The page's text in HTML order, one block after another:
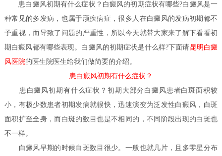
患白癜风初期有什么症状？ 白癜风的初期症状有哪些?白癜风是一
种常见的多发病，也属于顽疾病症，很多人在白癜风的发病初期都不
予重视，而导致了问题的严重性，所以今天就带大家来了解下看看初
期白癜风都有哪些表现。白癜风的初期症状是什么样?下面请昆明白癜
风医院的医生 院医生给我们做简要的介绍。
患白癜风初期有什么症状？
患白癜风初期有什么症状？ 初期大部分白癜风患者白斑面积较
小，有极少数患者初期发病就很快，迅速演变为泛发性白癜风，白斑
面积扩至全身，而白斑的数目也是不相同的，不同阶段出现的白斑也
不一样。
白癜风早期的时候白斑数目很少。一般也就几片，且多零星分布